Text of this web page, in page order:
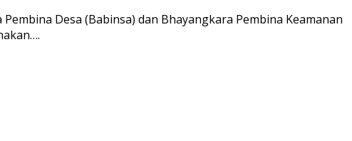
Desa (Babinsa) dan Bhayangkara Pembina Keamanan